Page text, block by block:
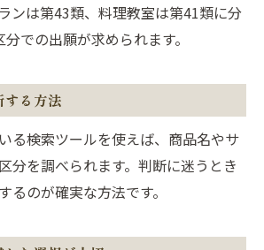
ンは第43類、料理教室は第41類に分
での出願が求められます。
する方法
る検索ツールを使えば、商品名やサ
分を調べられます。判断に迷うとき
るのが確実な方法です。